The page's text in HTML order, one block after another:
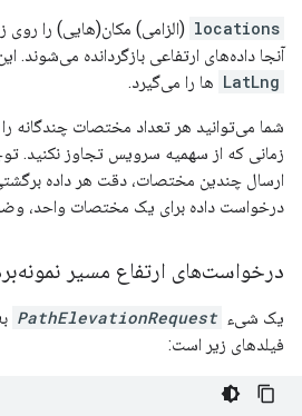
locations (الزامی) مکان(هایی) را روی
آنجا داده‌های ارتفاعی بازگردانده می‌شوند. این
LatLng ها را می‌گیرد.
شما می‌توانید هر تعداد مختصات چندگانه را
زمانی که از سهمیه سرویس تجاوز نکنید.
ارسال چندین مختصات، دقت هر داده
درخواست داده برای یک مختصات واحد،
درخواست‌های ارتفاع مسیر
یک شیء PathElevationRequest
فیلدهای زیر است: